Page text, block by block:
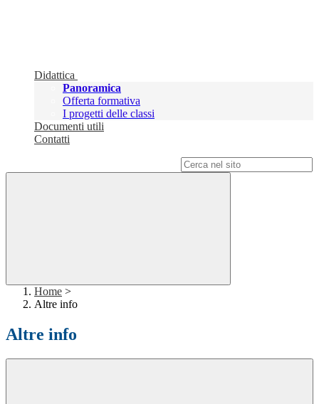
Didattica
Panoramica
Offerta formativa
I progetti delle classi
Documenti utili
Contatti
Home >
Altre info
Altre info